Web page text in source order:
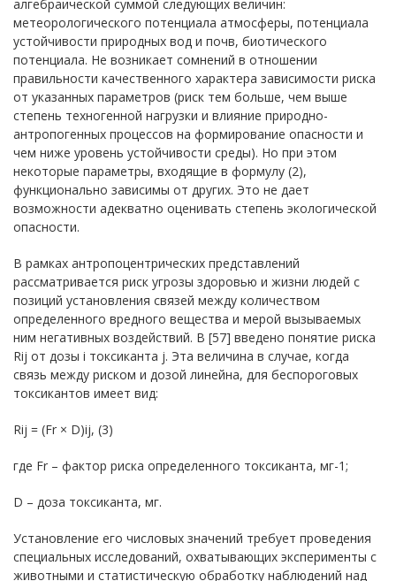
алгебраической суммой следующих величин:
метеорологического потенциала атмосферы, потенциала
устойчивости природных вод и почв, биотического
потенциала. Не возникает сомнений в отношении
правильности качественного характера зависимости риска
от указанных параметров (риск тем больше, чем выше
степень техногенной нагрузки и влияние природно-
антропогенных процессов на формирование опасности и
чем ниже уровень устойчивости среды). Но при этом
некоторые параметры, входящие в формулу (2),
функционально зависимы от других. Это не дает
возможности адекватно оценивать степень экологической
опасности.
В рамках антропоцентрических представлений
рассматривается риск угрозы здоровью и жизни людей с
позиций установления связей между количеством
определенного вредного вещества и мерой вызываемых
ним негативных воздействий. В [57] введено понятие риска
Rij от дозы i токсиканта j. Эта величина в случае, когда
связь между риском и дозой линейна, для беспороговых
токсикантов имеет вид:
Rij = (Fr × D)ij, (3)
где Fr – фактор риска определенного токсиканта, мг-1;
D – доза токсиканта, мг.
Установление его числовых значений требует проведения
специальных исследований, охватывающих эксперименты с
животными и статистическую обработку наблюдений над